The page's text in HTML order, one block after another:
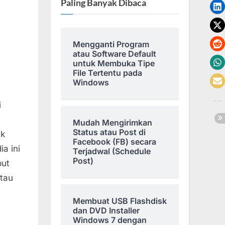
ini
Paling Banyak Dibaca
Mengganti Program
atau Software Default
untuk Membuka Tipe
File Tertentu pada
Windows
Mudah Mengirimkan
Status atau Post di
Facebook (FB) secara
Terjadwal (Schedule
Post)
Membuat USB Flashdisk
dan DVD Installer
Windows 7 dengan